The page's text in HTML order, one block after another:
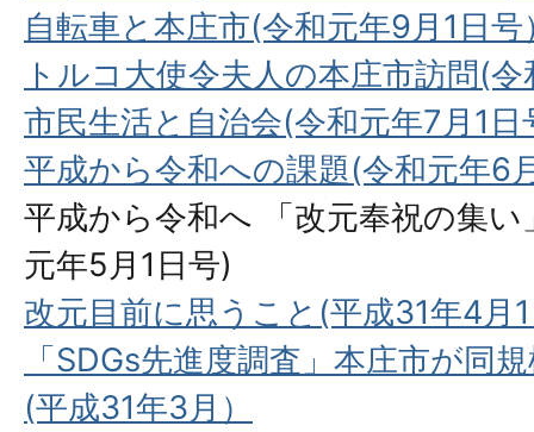
自転車と本庄市(令和元年9月1日号
トルコ大使令夫人の本庄市訪問(
市民生活と自治会(令和元年7月1日
平成から令和への課題(令和元年6
平成から令和へ 「改元奉祝の集
元年5月1日号)
改元目前に思うこと(平成31年4月
「SDGs先進度調査」本庄市が同
(平成31年3月）